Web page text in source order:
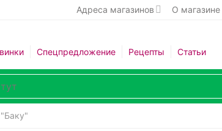
Адреса магазинов О магазине
Спецпредложение Рецепты Статьи